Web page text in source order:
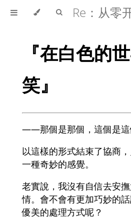
『在白色的
笑』
――那個是那個，這個是這
以這樣的形式結束了協商
一種奇妙的感覺。
老實說，我沒有自信去安
情。會不會有更加巧妙的
優美的處理方式呢？